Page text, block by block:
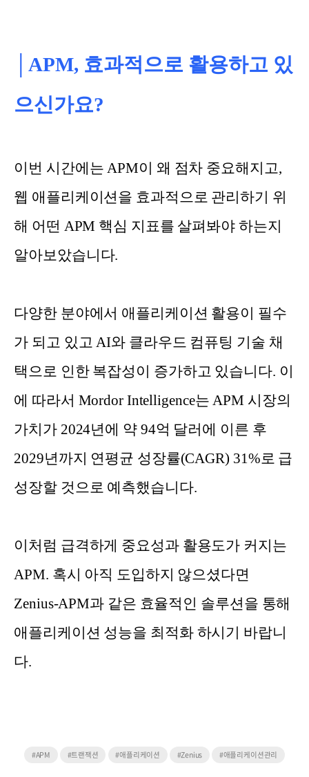
│APM, 효과적으로 활용하고 있
으신가요?
이번 시간에는 APM이 왜 점차 중요해지고,
웹 애플리케이션을 효과적으로 관리하기 위
해 어떤 APM 핵심 지표를 살펴봐야 하는지
알아보았습니다.
다양한 분야에서 애플리케이션 활용이 필수
가 되고 있고 AI와 클라우드 컴퓨팅 기술 채
택으로 인한 복잡성이 증가하고 있습니다. 이
에 따라서 Mordor Intelligence는 APM 시장의
가치가 2024년에 약 94억 달러에 이른 후
2029년까지 연평균 성장률(CAGR) 31%로 급
성장할 것으로 예측했습니다.
이처럼 급격하게 중요성과 활용도가 커지는
APM. 혹시 아직 도입하지 않으셨다면
Zenius-APM과 같은 효율적인 솔루션을 통해
애플리케이션 성능을 최적화 하시기 바랍니
다.
#APM #트랜잭션 #애플리케이션 #Zenius #애플리케이션관리